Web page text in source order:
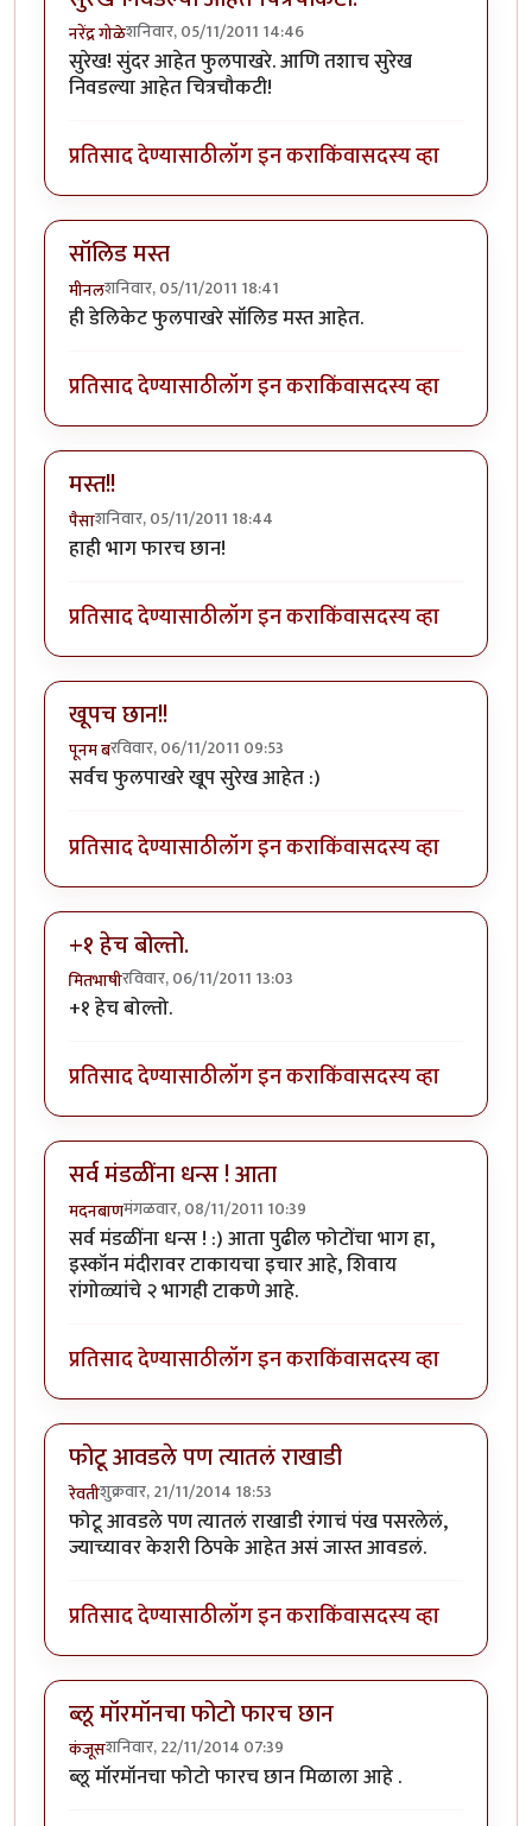
नरेंद्र गोळेशनिवार, 05/11/2011 14:46
सुरेख! सुंदर आहेत फुलपाखरे. आणि तशाच सुरेख
निवडल्या आहेत चित्रचौकटी!
प्रतिसाद देण्यासाठीलॉग इन कराकिंवासदस्य व्हा
सॉलिड मस्त
मीनलशनिवार, 05/11/2011 18:41
ही डेलिकेट फुलपाखरे सॉलिड मस्त आहेत.
प्रतिसाद देण्यासाठीलॉग इन कराकिंवासदस्य व्हा
मस्त!!
पैसाशनिवार, 05/11/2011 18:44
हाही भाग फारच छान!
प्रतिसाद देण्यासाठीलॉग इन कराकिंवासदस्य व्हा
खूपच छान!!
पूनम बरविवार, 06/11/2011 09:53
सर्वच फुलपाखरे खूप सुरेख आहेत :)
प्रतिसाद देण्यासाठीलॉग इन कराकिंवासदस्य व्हा
+१ हेच बोल्तो.
मितभाषीरविवार, 06/11/2011 13:03
+१ हेच बोल्तो.
प्रतिसाद देण्यासाठीलॉग इन कराकिंवासदस्य व्हा
सर्व मंडळींना धन्स ! आता
मदनबाणमंगळवार, 08/11/2011 10:39
सर्व मंडळींना धन्स ! :) आता पुढील फोटोंचा भाग हा,
इस्कॉन मंदीरावर टाकायचा इचार आहे, शिवाय
रांगोळ्यांचे २ भागही टाकणे आहे.
प्रतिसाद देण्यासाठीलॉग इन कराकिंवासदस्य व्हा
फोटू आवडले पण त्यातलं राखाडी
रेवतीशुक्रवार, 21/11/2014 18:53
फोटू आवडले पण त्यातलं राखाडी रंगाचं पंख पसरलेलं,
ज्याच्यावर केशरी ठिपके आहेत असं जास्त आवडलं.
प्रतिसाद देण्यासाठीलॉग इन कराकिंवासदस्य व्हा
ब्लू मॉरमॉनचा फोटो फारच छान
कंजूसशनिवार, 22/11/2014 07:39
ब्लू मॉरमॉनचा फोटो फारच छान मिळाला आहे .